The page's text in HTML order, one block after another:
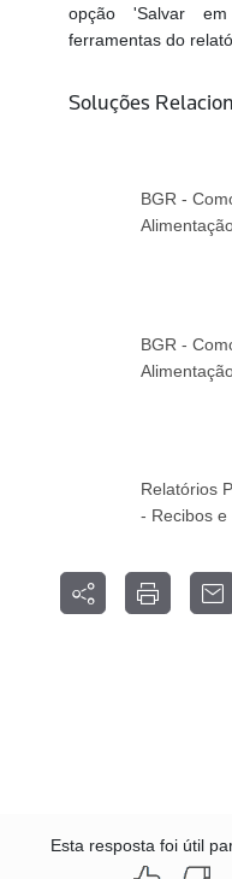
opção 'Salvar
ferramentas do
Soluções
BGR -
BGR -
Relatórios
- Recibos e
Esta resposta foi útil